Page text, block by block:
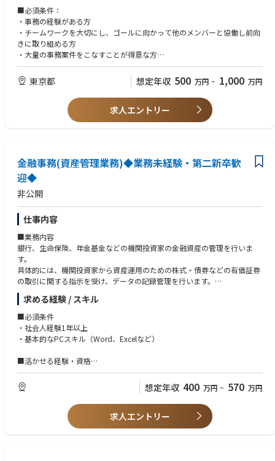
員が在籍。
・入社後の研修制度も充実（ご経歴に応じてのOJT、自己啓発支援、自社
人材育成プログラムの整備等）。
・産前産後休暇完備等、働きやすい環境づくりに力を入れています。リモ
ートワークを取り入れながらの勤務も可能です。
【具体的な業務例】
・証券化信託物件の資金管理業務（顧客対応も含まれます）
・不動産投資法人/REITの会計業務、機関運営、資産保管に関する事務業
務
・入社後、丁寧なOJTを実施いたします。
社会人経験が浅い方でもしっかりと業務習得頂ける育成ノウハウがござい
ますので、ご安心下さい。
【キャリア形成】
■必須条件：
・事務の経験がある方
・チームワークを大切にし、ゴールに向かって他のメンバーと協働し前向
きに取り組める方
・大量の事務案件をこなすことが得意な方
・細かい作業を着実且つ正確にこなせる方
【歓迎する経験やスキル】
・金融機関、会計事務所、税理士法人での事務経験
・Microsoft Excelのスキル（関数、VBA等）
・宅地建物取引士
東京都 想定年収 500 万円 ~ 1,000 万円
求人エントリー
金融事務(資産管理業務)◆業務未経験・第二新卒歓
迎◆
非公開
仕事内容
■業務内容
銀行、生命保険、年金基金などの機関投資家の金融資産の管理を行いま
す。
具体的には、機関投資家から資産運用のための株式・債券などの有価証券
の取引に関する指示を受け、データの記録管理を行います。
(業務例:約定管理、決済、口座残高管理、権利処理、レポーティング)
またそれに伴う事務企画や業務改善、法令対応等もお任せします。
■本求人の魅力
(1)企業・業界の将来性
中で、600兆円以上の金融資産をお預かりしている国内最大級の資産管理
(2)女性の働きやすさ
当社は、「プラチナくるみん」の認定を受けており、仕事と育児の両立が
しやすい環境が整っています。
求める経験 / スキル
■必須条件
・社会人経験1年以上
・基本的なPCスキル（Word、Excelなど）
■活かせる経験・資格
・金融業界（銀行、証券、リース、投資顧問、保険など）での勤務経験
・TOEIC(R)テスト600点以上の英語力(読み・書き)
・日商簿記3級
＜求める人物像＞
・スケジュール管理や業務改善など積極的に工夫する主体性のある方
想定年収 400 万円 ~ 570 万円
求人エントリー